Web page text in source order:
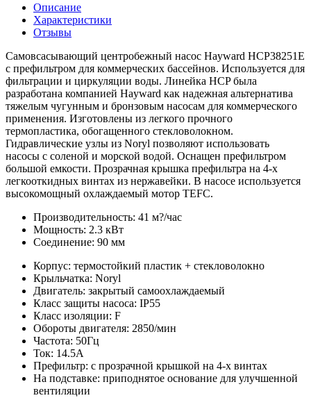
Описание
Характеристики
Отзывы
Самовсасывающий центробежный насос Hayward HCP38251E
c префильтром для коммерческих бассейнов. Используется для
фильтрации и циркуляции воды. Линейка HCP была
разработана компанией Hayward как надежная альтернатива
тяжелым чугунным и бронзовым насосам для коммерческого
применения. Изготовлены из легкого прочного
термопластика, обогащенного стекловолокном.
Гидравлические узлы из Noryl позволяют использовать
насосы с соленой и морской водой. Оснащен префильтром
большой емкости. Прозрачная крышка префильтра на 4-х
легкооткидных винтах из нержавейки. В насосе используется
высокомощный охлаждаемый мотор TEFC.
Производительность: 41 м?/час
Мощность: 2.3 кВт
Соединение: 90 мм
Корпус: термостойкий пластик + стекловолокно
Крыльчатка: Noryl
Двигатель: закрытый самоохлаждаемый
Класс защиты насоса: IP55
Класс изоляции: F
Обороты двигателя: 2850/мин
Частота: 50Гц
Ток: 14.5А
Префильтр: с прозрачной крышкой на 4-х винтах
На подставке: приподнятое основание для улучшенной
вентиляции